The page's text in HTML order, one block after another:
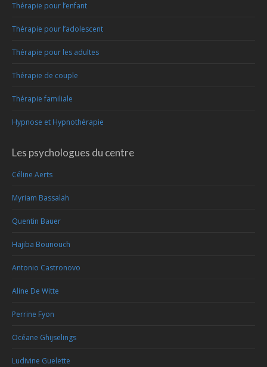
Thérapie pour l’enfant
Thérapie pour l’adolescent
Thérapie pour les adultes
Thérapie de couple
Thérapie familiale
Hypnose et Hypnothérapie
Les psychologues du centre
Céline Aerts
Myriam Bassalah
Quentin Bauer
Hajiba Bounouch
Antonio Castronovo
Aline De Witte
Perrine Fyon
Océane Ghijselings
Ludivine Guelette